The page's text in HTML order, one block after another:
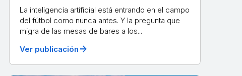
La inteligencia artificial está entrando en el campo
del fútbol como nunca antes. Y la pregunta que
migra de las mesas de bares a los...
Ver publicación arrow_forward